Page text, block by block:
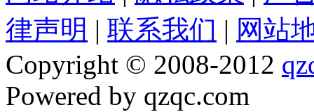
律声明 | 联系我们 | 网站
Copyright © 2008-2012
Powered by qzqc.com